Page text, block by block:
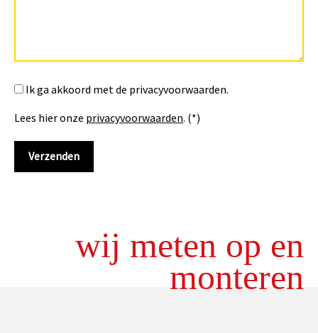
Ik ga akkoord met de privacyvoorwaarden.
Lees hier onze privacyvoorwaarden. (*)
wij meten op en
monteren